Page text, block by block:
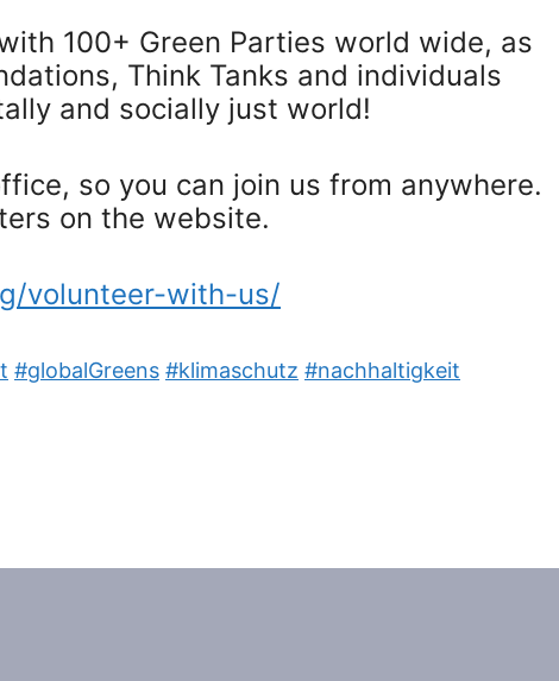
100+ Green Parties world wide, as
Think Tanks and individuals
and socially just world!​
so you can join us from anywhere.
on the website.
volunteer-with-us/
#globalGreens #klimaschutz #nachhaltigkeit